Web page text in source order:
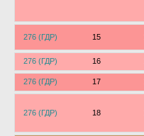
276 (ГДР) 15
276 (ГДР) 16
276 (ГДР) 17
276 (ГДР) 18